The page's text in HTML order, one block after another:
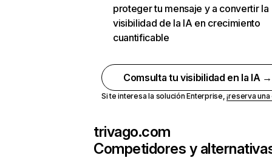
proteger tu mensaje y a convertir la
visibilidad de la IA en crecimiento
cuantificable
Comsulta tu visibilidad en la IA →
Si te interesa la solución Enterprise,¡reserva
trivago.com
Competidores y